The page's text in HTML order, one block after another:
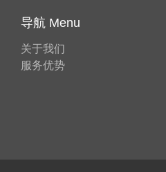
导航 Menu
关于我们
服务优势